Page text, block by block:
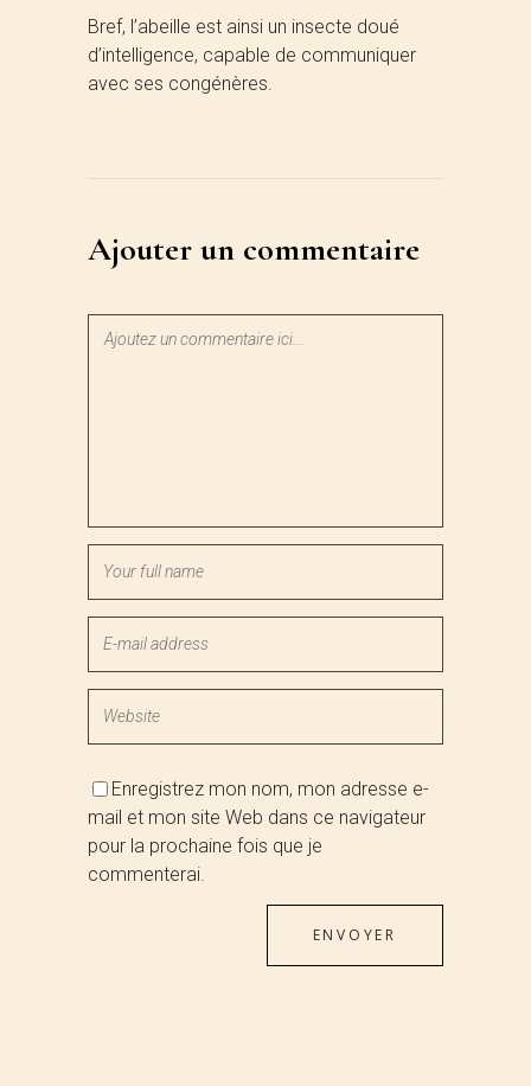
Bref, l’abeille est ainsi un insecte doué
d’intelligence, capable de communiquer
avec ses congénères.
Ajouter un commentaire
Enregistrez mon nom, mon adresse e-
mail et mon site Web dans ce navigateur
pour la prochaine fois que je
commenterai.